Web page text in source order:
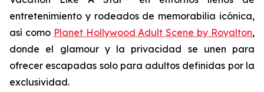
entretenimiento y rodeados de memorabilia icónica,
así como Planet Hollywood Adult Scene by Royalton,
donde el glamour y la privacidad se unen para
ofrecer escapadas solo para adultos definidas por la
exclusividad.